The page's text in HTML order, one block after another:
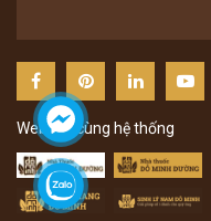
Website cùng hệ thống